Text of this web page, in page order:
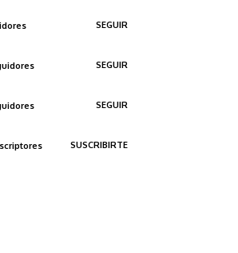
SEGUIR
SEGUIR
SEGUIR
SUSCRIBIRTE